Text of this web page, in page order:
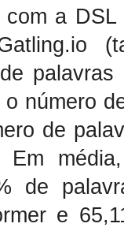
com a
número
de
Em
de
e